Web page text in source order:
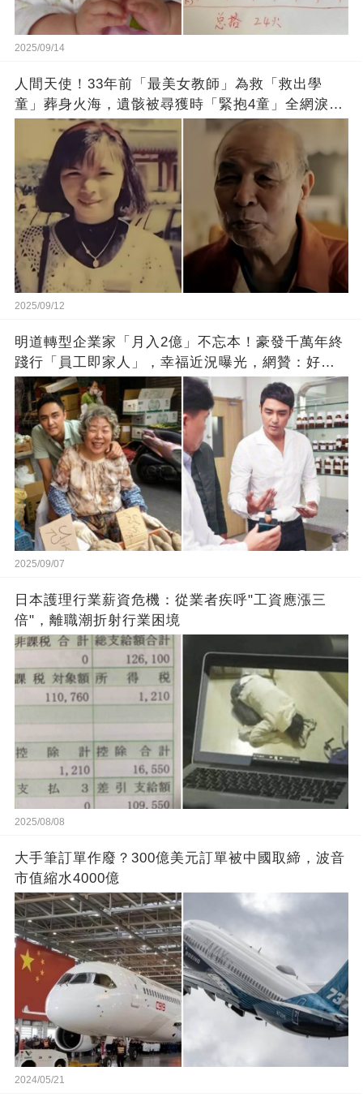
2025/09/14
人間天使！33年前「最美女教師」為救「救出學
童」葬身火海，遺骸被尋獲時「緊抱4童」全網淚
崩：真正的英雄不該被遺忘
2025/09/12
明道轉型企業家「月入2億」不忘本！豪發千萬年終
踐行「員工即家人」，幸福近況曝光，網贊：好老
闆的福報
2025/09/07
日本護理行業薪資危機：從業者疾呼"工資應漲三
倍"，離職潮折射行業困境
2025/08/08
大手筆訂單作廢？300億美元訂單被中國取締，波音
市值縮水4000億
2024/05/21